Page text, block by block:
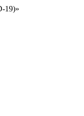
19)»